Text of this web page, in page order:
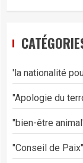
'la nationalité
"Apologie du
"bien-être
"Conseil de